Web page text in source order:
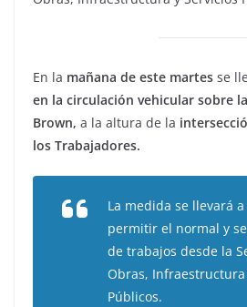
En la mañana de este martes se
en la circulación vehicular sobre
Brown, a la altura de la
los Trabajadores.
La medida se llevará
permitir el normal y
de trabajos desde la
Obras, Infraestructura
Públicos.